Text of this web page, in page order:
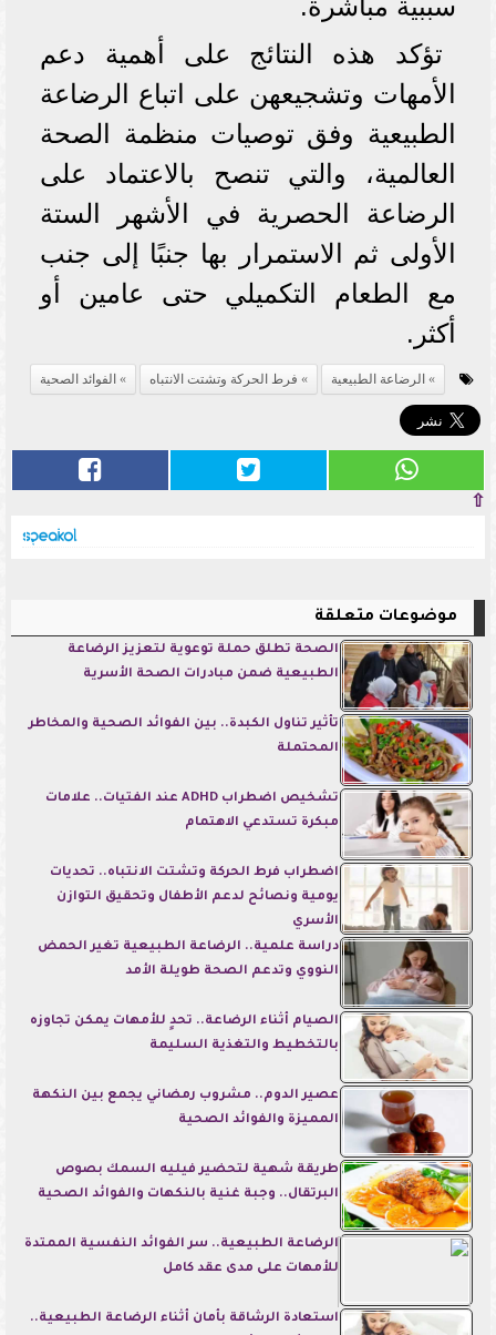
سببية مباشرة.
تؤكد هذه النتائج على أهمية دعم
الأمهات وتشجيعهن على اتباع الرضاعة
الطبيعية وفق توصيات منظمة الصحة
العالمية، والتي تنصح بالاعتماد على
الرضاعة الحصرية في الأشهر الستة
الأولى ثم الاستمرار بها جنبًا إلى جنب
مع الطعام التكميلي حتى عامين أو
أكثر.
الرضاعة الطبيعية فرط الحركة وتشتت الانتباه الفوائد الصحية
⇧
موضوعات متعلقة
الصحة تطلق حملة توعوية لتعزيز الرضاعة
الطبيعية ضمن مبادرات الصحة الأسرية
تأثير تناول الكبدة.. بين الفوائد الصحية والمخاطر
المحتملة
تشخيص اضطراب ADHD عند الفتيات.. علامات
مبكرة تستدعي الاهتمام
اضطراب فرط الحركة وتشتت الانتباه.. تحديات
يومية ونصائح لدعم الأطفال وتحقيق التوازن
الأسري
دراسة علمية.. الرضاعة الطبيعية تغير الحمض
النووي وتدعم الصحة طويلة الأمد
الصيام أثناء الرضاعة.. تحدٍ للأمهات يمكن تجاوزه
بالتخطيط والتغذية السليمة
عصير الدوم.. مشروب رمضاني يجمع بين النكهة
المميزة والفوائد الصحية
طريقة شهية لتحضير فيليه السمك بصوص
البرتقال.. وجبة غنية بالنكهات والفوائد الصحية
الرضاعة الطبيعية.. سر الفوائد النفسية الممتدة
للأمهات على مدى عقد كامل
استعادة الرشاقة بأمان أثناء الرضاعة الطبيعية..